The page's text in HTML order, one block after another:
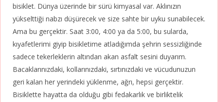
bisiklet. Dünya üzerinde bir sürü kimyasal var. Aklınızın
yükselttiği nabzı düşürecek ve size sahte bir uyku sunabilecek.
Ama bu gerçektir. Saat 3:00, 4:00 ya da 5:00, bu sularda,
kıyafetlerimi giyip bisikletime atladığımda şehrin sessizliğinde
sadece tekerleklerin altından akan asfalt sesini duyarım.
Bacaklarınızdaki, kollarınızdaki, sırtınızdaki ve vücudunuzun
geri kalan her yerindeki yüklenme, ağrı, hepsi gerçektir.
Bisiklette hayatta da olduğu gibi fedakarlık ve birliktelik